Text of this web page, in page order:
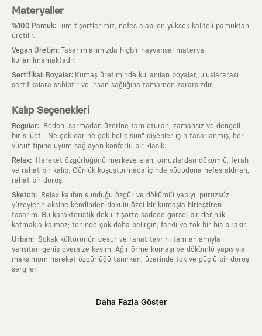
Materyaller
%100 Pamuk: Tüm tişörtlerimiz, nefes alabilen yüksek kaliteli pamuktan
üretilir.
Vegan Üretim: Tasarımlarımızda hiçbir hayvansal materyal
kullanılmamaktadır.
Sertifikalı Boyalar: Kumaş üretiminde kullanılan boyalar, uluslararası
sertifikalara sahiptir ve insan sağlığına tamamen zararsızdır.
Kalıp Seçenekleri
Regular:
Bedeni sarmadan üzerine tam oturan, zamansız ve dengeli
bir silüet. "Ne çok dar ne çok bol olsun" diyenler için tasarlanmış, her
vücut tipine uyum sağlayan konforlu bir klasik.
Relax:
Hareket özgürlüğünü merkeze alan, omuzlardan dökümlü, ferah
ve rahat bir kalıp. Günlük koşuşturmaca içinde vücuduna nefes aldıran,
rahat bir duruş.
Sketch:
Relax kalıbın sunduğu özgür ve dökümlü yapıyı, pürüzsüz
yüzeylerin aksine kendinden dokulu özel bir kumaşla birleştiren
tasarım. Bu karakteristik doku, tişörte sadece görsel bir derinlik
katmakla kalmaz; teninde çok daha belirgin, farklı ve tok bir his bırakır.
Urban: Sokak kültürünün cesur ve rahat tavrını tam anlamıyla
yansıtan geniş oversize kesim. Ağır örme kumaşı ve dökümlü yapısıyla
maksimum hareket özgürlüğü tanırken, üzerinde tok ve güçlü bir duruş
sergiler.
Daha Fazla Göster